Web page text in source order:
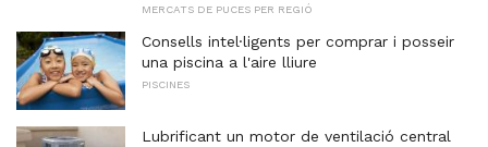
MERCATS DE PUCES PER REGIÓ
Consells intel·ligents per comprar i posseir
una piscina a l'aire lliure
PISCINES
Lubrificant un motor de ventilació central